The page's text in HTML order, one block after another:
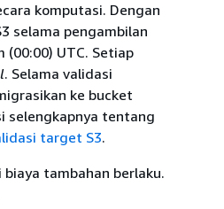
komputasi. Dengan
selama pengambilan
(00:00) UTC. Setiap
. Selama validasi
ke bucket
selengkapnya tentang
target S3.
tambahan berlaku.